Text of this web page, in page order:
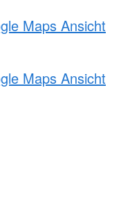
Maps Ansicht
Maps Ansicht